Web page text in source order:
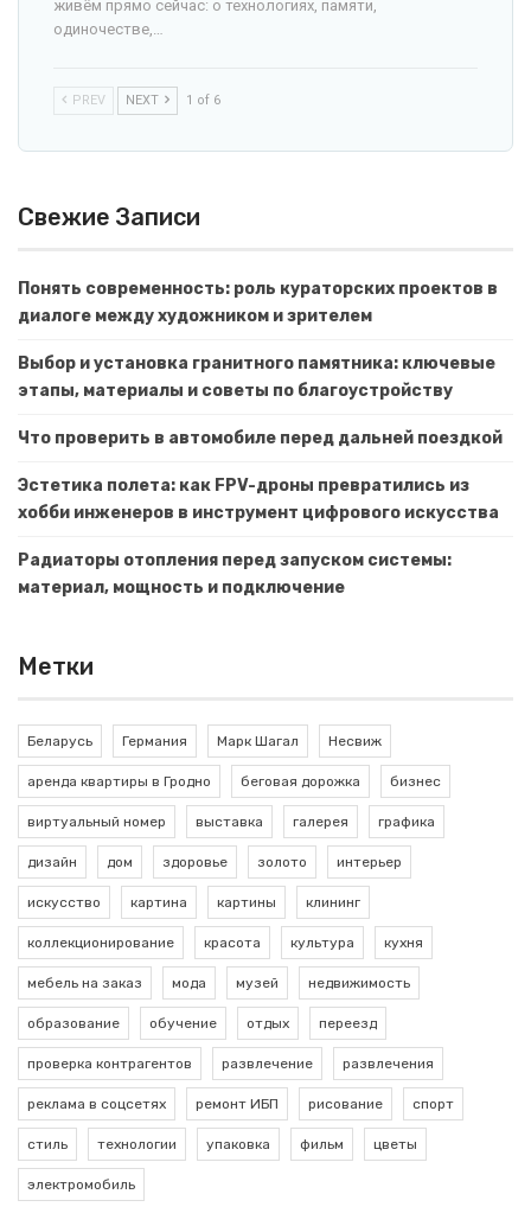
живём прямо сейчас: о технологиях, памяти,
одиночестве,…
PREV NEXT 1 of 6
Свежие Записи
Понять современность: роль кураторских проектов в
диалоге между художником и зрителем
Выбор и установка гранитного памятника: ключевые
этапы, материалы и советы по благоустройству
Что проверить в автомобиле перед дальней поездкой
Эстетика полета: как FPV-дроны превратились из
хобби инженеров в инструмент цифрового искусства
Радиаторы отопления перед запуском системы:
материал, мощность и подключение
Метки
Беларусь Германия Марк Шагал Несвиж
аренда квартиры в Гродно беговая дорожка бизнес
виртуальный номер выставка галерея графика
дизайн дом здоровье золото интерьер
искусство картина картины клининг
коллекционирование красота культура кухня
мебель на заказ мода музей недвижимость
образование обучение отдых переезд
проверка контрагентов развлечение развлечения
реклама в соцсетях ремонт ИБП рисование спорт
стиль технологии упаковка фильм цветы
электромобиль